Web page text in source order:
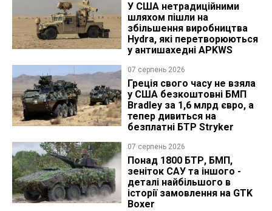
У США нетрадиційними
шляхом пішли на
збільшення виробництва
Hydra, які перетворюються
у антишахедні APKWS
07 серпень 2026
Греція свого часу не взяла
у США безкоштовні БМП
Bradley за 1,6 млрд євро, а
тепер дивиться на
безплатні БТР Stryker
07 серпень 2026
Понад 1800 БТР, БМП,
зеніток САУ та іншого -
деталі найбільшого в
історії замовлення на GTK
Boxer